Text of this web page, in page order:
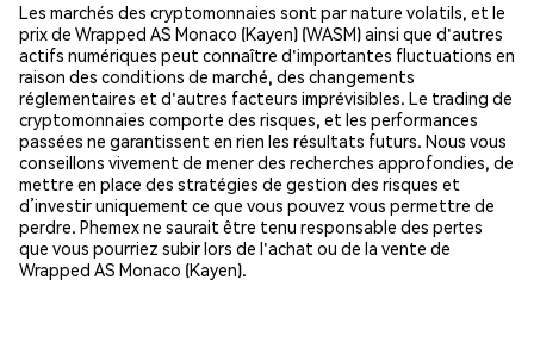
Les marchés des cryptomonnaies sont par nature volatils, et le
prix de Wrapped AS Monaco (Kayen) (WASM) ainsi que d'autres
actifs numériques peut connaître d'importantes fluctuations en
raison des conditions de marché, des changements
réglementaires et d'autres facteurs imprévisibles. Le trading de
cryptomonnaies comporte des risques, et les performances
passées ne garantissent en rien les résultats futurs. Nous vous
conseillons vivement de mener des recherches approfondies, de
mettre en place des stratégies de gestion des risques et
d’investir uniquement ce que vous pouvez vous permettre de
perdre. Phemex ne saurait être tenu responsable des pertes
que vous pourriez subir lors de l'achat ou de la vente de
Wrapped AS Monaco (Kayen).